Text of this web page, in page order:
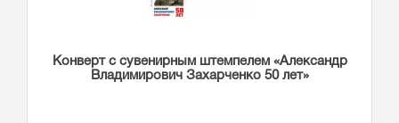
Конверт с сувенирным штемпелем «Александр
Владимирович Захарченко 50 лет»